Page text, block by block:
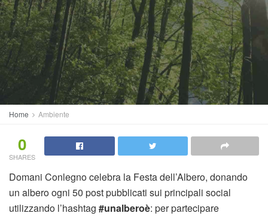
Home Ambiente
0
SHARES
Domani Conlegno celebra la Festa dell’Albero, donando
un albero ogni 50 post pubblicati sui principali social
utilizzando l’hashtag #unalberoè: per partecipare